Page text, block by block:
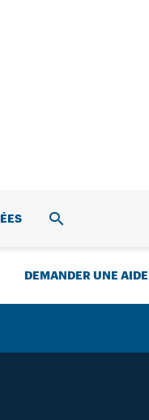
RECHERCHE
DEMANDER UNE AIDE